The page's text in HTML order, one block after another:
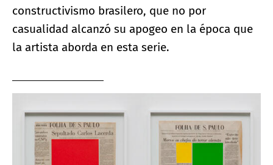
constructivismo brasilero, que no por
casualidad alcanzó su apogeo en la época que
la artista aborda en esta serie.